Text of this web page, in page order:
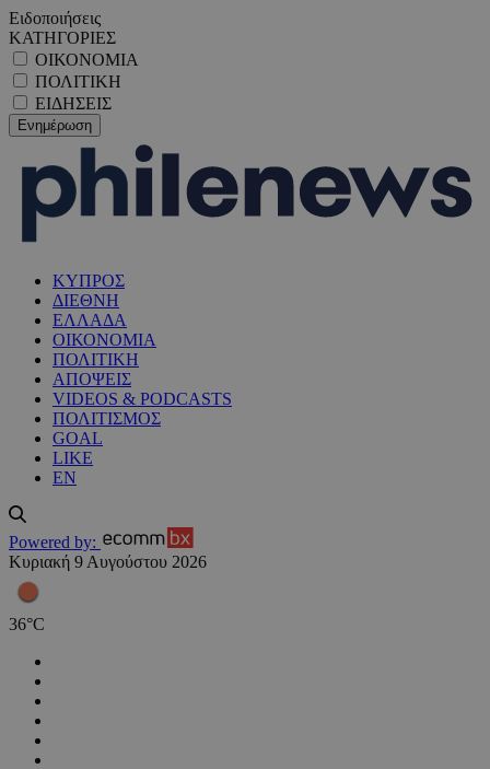
Ειδοποιήσεις
ΚΑΤΗΓΟΡΙΕΣ
ΟΙΚΟΝΟΜΙΑ
ΠΟΛΙΤΙΚΗ
ΕΙΔΗΣΕΙΣ
ΚΥΠΡΟΣ
ΔΙΕΘΝΗ
ΕΛΛΑΔΑ
ΟΙΚΟΝΟΜΙΑ
ΠΟΛΙΤΙΚΗ
ΑΠΟΨΕΙΣ
VIDEOS & PODCASTS
ΠΟΛΙΤΙΣΜΟΣ
GOAL
LIKE
EN
Powered by:
Κυριακή 9 Αυγούστου 2026
36°C